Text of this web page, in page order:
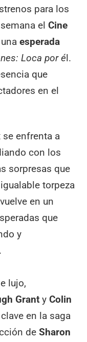
para los
elCine
unaesperada
Loca por él.
que
en el
se enfrenta a
con los
sorpresas que
torpeza
en un
que
y
lujo,
Granty Colin
en la saga
deSharon